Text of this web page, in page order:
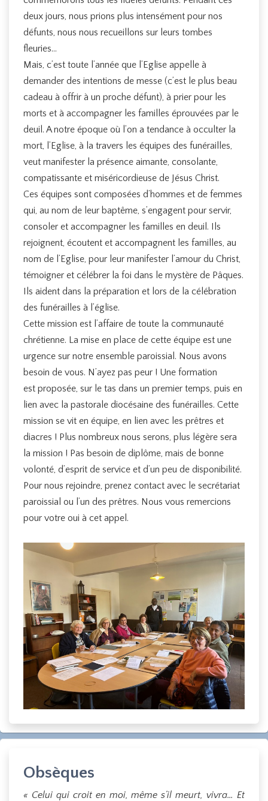
deux jours, nous prions plus intensément pour nos
défunts, nous nous recueillons sur leurs tombes
fleuries…
Mais, c’est toute l’année que l’Eglise appelle à
demander des intentions de messe (c’est le plus beau
cadeau à offrir à un proche défunt), à prier pour les
morts et à accompagner les familles éprouvées par le
deuil. A notre époque où l’on a tendance à occulter la
mort, l’Eglise, à la travers les équipes des funérailles,
veut manifester la présence aimante, consolante,
compatissante et miséricordieuse de Jésus Christ.
Ces équipes sont composées d’hommes et de femmes
qui, au nom de leur baptême, s’engagent pour servir,
consoler et accompagner les familles en deuil. Ils
rejoignent, écoutent et accompagnent les familles, au
nom de l’Eglise, pour leur manifester l’amour du Christ,
témoigner et célébrer la foi dans le mystère de Pâques.
Ils aident dans la préparation et lors de la célébration
des funérailles à l’église.
Cette mission est l’affaire de toute la communauté
chrétienne. La mise en place de cette équipe est une
urgence sur notre ensemble paroissial. Nous avons
besoin de vous. N’ayez pas peur ! Une formation
est proposée, sur le tas dans un premier temps, puis en
lien avec la pastorale diocésaine des funérailles. Cette
mission se vit en équipe, en lien avec les prêtres et
diacres ! Plus nombreux nous serons, plus légère sera
la mission ! Pas besoin de diplôme, mais de bonne
volonté, d’esprit de service et d’un peu de disponibilité.
Pour nous rejoindre, prenez contact avec le secrétariat
paroissial ou l’un des prêtres. Nous vous remercions
pour votre oui à cet appel.
Obsèques
« Celui qui croit en moi, même s’il meurt, vivra… Et